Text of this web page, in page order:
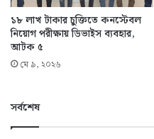
১৮ লাখ টাকার চুক্তিতে কনস্টেবল
নিয়োগ পরীক্ষায় ডিভাইস ব্যবহার,
আটক ৫
মে ৯, ২০২৬
সর্বশেষ